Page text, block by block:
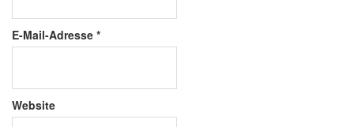
E-Mail-Adresse *
Website